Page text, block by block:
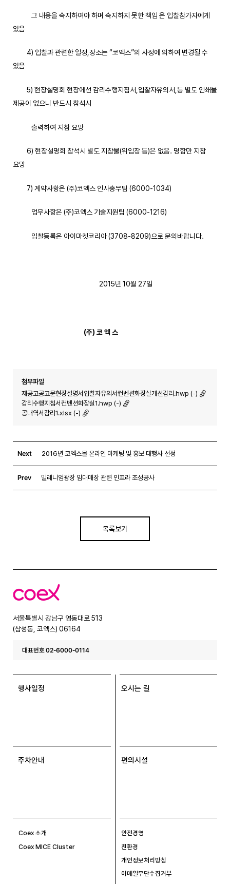
그 내용을 숙지하여야 하며 숙지하지 못한 책임 은 입찰참가자에게
있음
4) 입찰과 관련한 일정,장소는 “코엑스”의 사정에 의하여 변경될 수
있음
5) 현장설명회 현장에선 감리수행지침서,입찰자유의서,등 별도 인쇄물
제공이 없으니 반드시 참석시
출력하여 지참 요망
6) 현장설명회 참석시 별도 지참물(위임장 등)은 없음. 명함만 지참
요망
7) 계약사항은 (주)코엑스 인사총무팀 (6000-1034)
업무사항은 (주)코엑스 기술지원팀 (6000-1216)
입찰등록은 아이마켓코리아 (3708-8209)으로 문의바랍니다.
2015년 10월 27일
(주) 코 엑 스
첨부파일
재공고공고문현장설명서입찰자유의서컨벤션화장실개선감리.hwp (-)
감리수행지침서컨벤션화장실1.hwp (-)
공내역서감리1.xlsx (-)
Next 2016년 코엑스몰 온라인 마케팅 및 홍보 대행사 선정
Prev 밀레니엄광장 임대매장 관련 인프라 조성공사
목록보기
코
엑
서울특별시 강남구 영동대로 513
(삼성동, 코엑스) 06164
대표번호 02-6000-0114
행사일정 오시는 길
주차안내 편의시설
Coex 소개
Coex MICE Cluster
안전경영
친환경
개인정보처리방침
이메일무단수집거부